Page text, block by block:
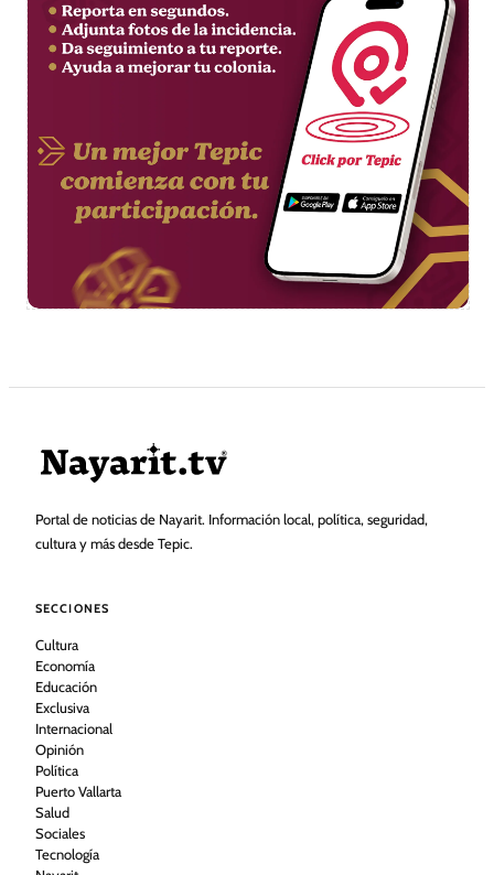
Portal de noticias de Nayarit. Información local, política, seguridad,
cultura y más desde Tepic.
SECCIONES
Cultura
Economía
Educación
Exclusiva
Internacional
Opinión
Política
Puerto Vallarta
Salud
Sociales
Tecnología